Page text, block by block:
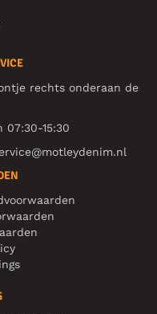
rechts onderaan de
07:30-15:30